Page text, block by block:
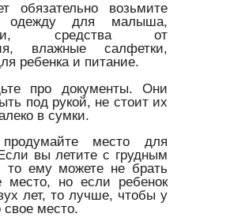
обязательно возьмите
одежду для малыша,
средства от
влажные салфетки,
ребенка и питание.
про документы. Они
под рукой, не стоит их
в сумки.
место для
вы летите с грудным
то ему можете не брать
место, но если ребенок
лет, то лучше, чтобы у
свое место.